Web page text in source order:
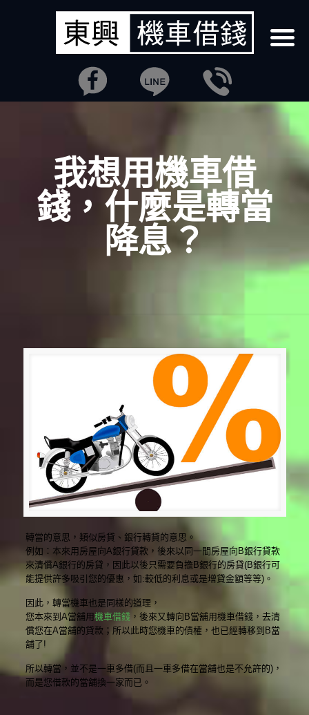
我想用機車借
錢，什麼是轉當
降息？
轉當的意思，類似房貸、銀行轉貸的意思。
例如：本來用房屋向A銀行貸款，後來以同一間房屋向B銀行貸款
來清償A銀行的房貸，因此以後只需要負擔B銀行的房貸(B銀行可
能提供許多吸引您的優惠，如:較低的利息或是增貸金額等等)。
因此，轉當機車也是同樣的道理，
您本來到A當舖用機車借錢 ，後來又轉向B當舖用機車借錢，去清
償您在A當舖的貸款；所以此時您機車的債權，也已經轉移到B當
舖了!
所以轉當，並不是一車多借(而且一車多借在當舖也是不允許的)，
而是您借款的當舖換一家而已。